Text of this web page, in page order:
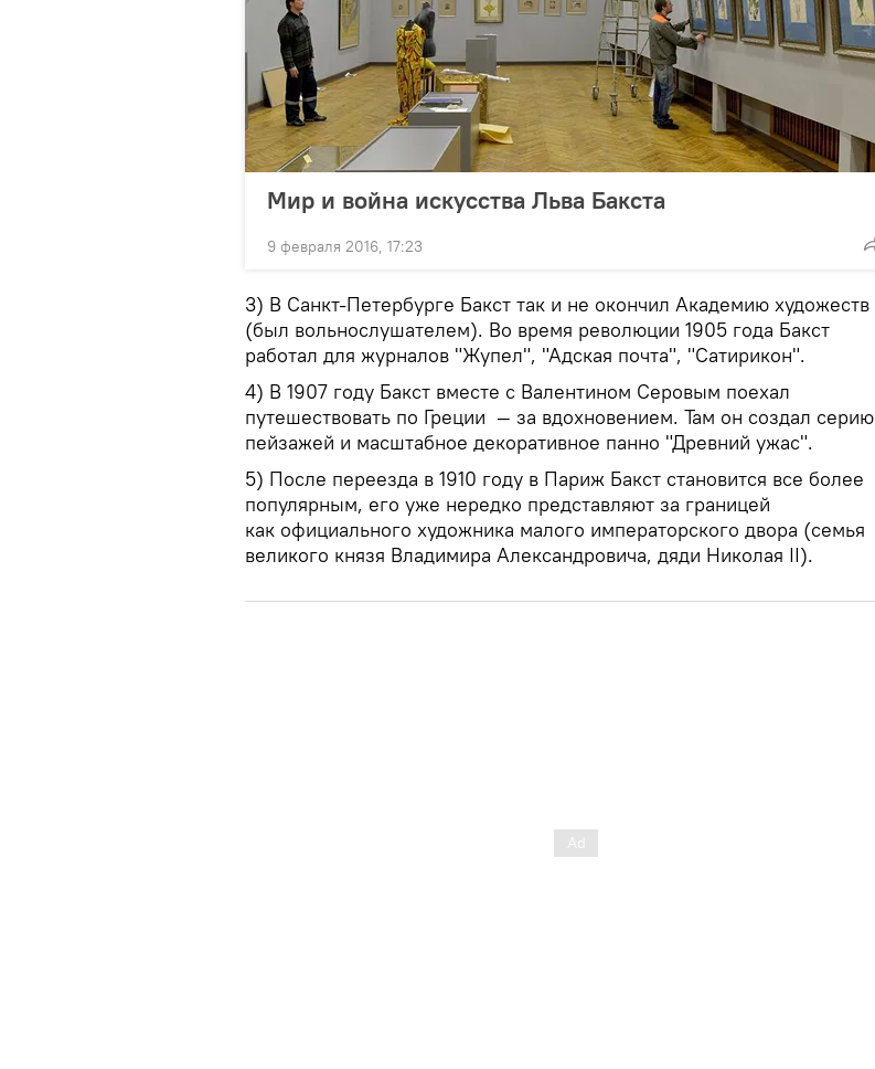
Мир и война искусства Льва Бакста
9 февраля 2016, 17:23
3) В Санкт-Петербурге Бакст так и не окончил Академию художеств
(был вольнослушателем). Во время революции 1905 года Бакст
работал для журналов "Жупел", "Адская почта", "Сатирикон".
4) В 1907 году Бакст вместе с Валентином Серовым поехал
путешествовать по Греции — за вдохновением. Там он создал серию
пейзажей и масштабное декоративное панно "Древний ужас".
5) После переезда в 1910 году в Париж Бакст становится все более
популярным, его уже нередко представляют за границей
как официального художника малого императорского двора (семья
великого князя Владимира Александровича, дяди Николая II).